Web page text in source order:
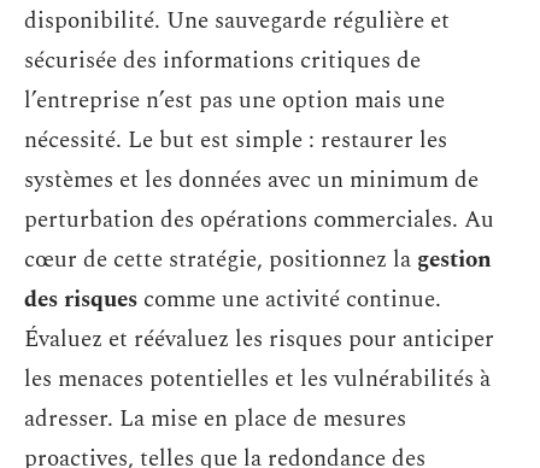
disponibilité. Une sauvegarde régulière et
sécurisée des informations critiques de
l’entreprise n’est pas une option mais une
nécessité. Le but est simple : restaurer les
systèmes et les données avec un minimum de
perturbation des opérations commerciales. Au
cœur de cette stratégie, positionnez la gestion
des risques comme une activité continue.
Évaluez et réévaluez les risques pour anticiper
les menaces potentielles et les vulnérabilités à
adresser. La mise en place de mesures
proactives, telles que la redondance des